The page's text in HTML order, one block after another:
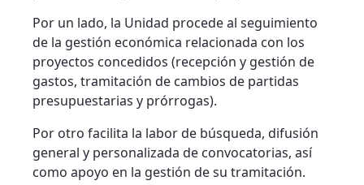
Por un lado, la Unidad procede al seguimiento
de la gestión económica relacionada con los
proyectos concedidos (recepción y gestión de
gastos, tramitación de cambios de partidas
presupuestarias y prórrogas).
Por otro facilita la labor de búsqueda, difusión
general y personalizada de convocatorias, así
como apoyo en la gestión de su tramitación.